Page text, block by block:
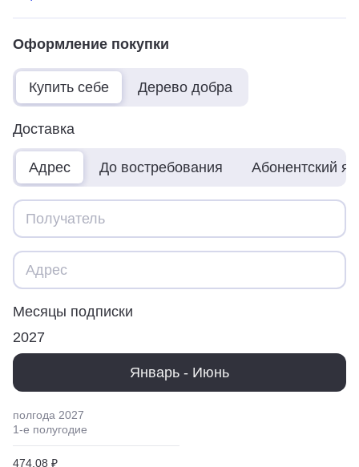
Оформление покупки
Купить себе Дерево добра
Доставка
Адрес До востребования Абонентский
Месяцы подписки
2027
Январь - Июнь
полгода 2027
1-е полугодие
474,08 ₽